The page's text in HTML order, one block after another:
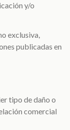
y/o
exclusiva,
publicadas en
tipo de daño o
comercial